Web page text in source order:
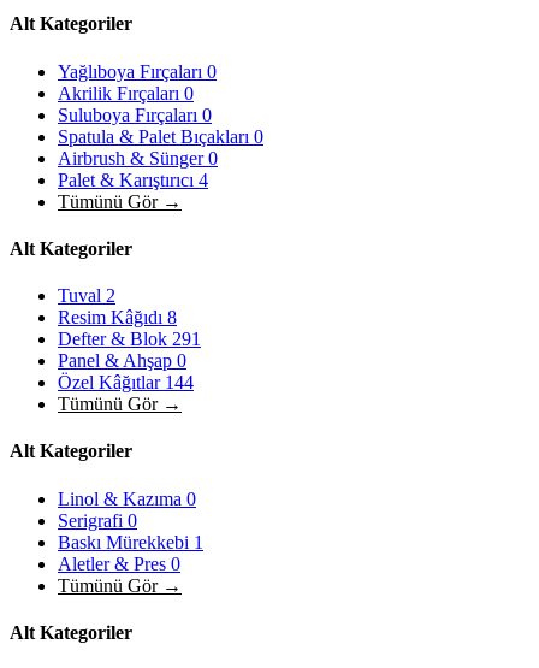
Alt Kategoriler
Yağlıboya Fırçaları 0
Akrilik Fırçaları 0
Suluboya Fırçaları 0
Spatula & Palet Bıçakları 0
Airbrush & Sünger0
Palet & Karıştırıcı 4
Tümünü Gör →
Alt Kategoriler
Tuval 2
Resim Kâğıdı 8
Defter & Blok 291
Panel & Ahşap 0
Özel Kâğıtlar 144
Tümünü Gör →
Alt Kategoriler
Linol & Kazıma 0
Serigrafi 0
Baskı Mürekkebi 1
Aletler & Pres 0
Tümünü Gör →
Alt Kategoriler